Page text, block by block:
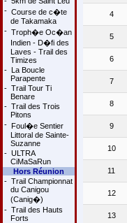
- Course de c�te
de Takamaka
- Troph�e Oc�an
Indien - D�fi des
Laves - Trail des
Timizes
- La Boucle
Parapente
- Trail Tour Ti
Benare
- Trail des Trois
Pitons
- Foul�e Sentier
Littoral de Sainte-
Suzanne
- ULTRA
CiMaSaRun
Hors Réunion
- Trail Championnat
du Canigou
(Canig�)
- Trail des Hauts
Forts
4
5
6
7
8
9
10
11
12
13